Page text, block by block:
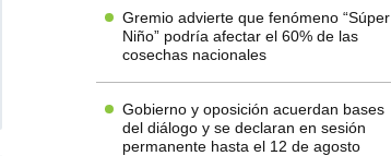
Gremio advierte que fenómeno “Súper
Niño” podría afectar el 60% de las
cosechas nacionales
Gobierno y oposición acuerdan bases
del diálogo y se declaran en sesión
permanente hasta el 12 de agosto